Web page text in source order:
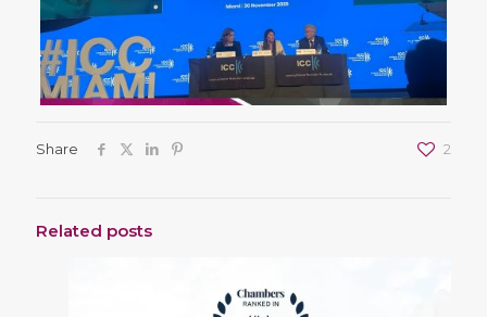
Share 2
Related posts